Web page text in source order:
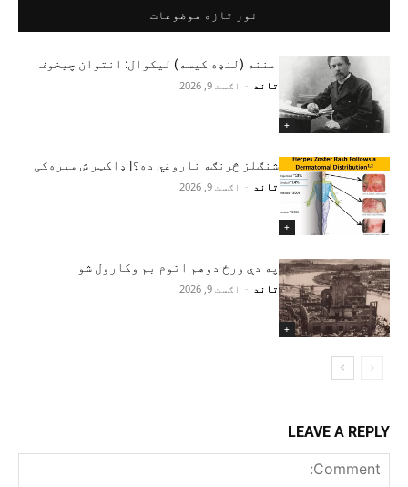
نور تازه موضوعات
+
مننه (لنډه کیسه) لیکوال: انتوان چیخوف
تاند - اګست 9, 2026
+
شنګلز څرنګه ناروغي ده؟| ډاکټر ش میره‌کی
تاند - اګست 9, 2026
+
په دې ورځ دوهم اتوم بم وکارول شو
تاند - اګست 9, 2026
LEAVE A REPLY